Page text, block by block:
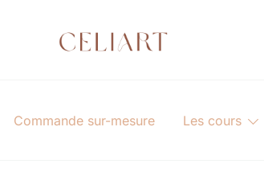
Commande sur-mesure Les cours